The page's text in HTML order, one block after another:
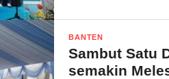
BANTEN
Sambut Satu
semakin